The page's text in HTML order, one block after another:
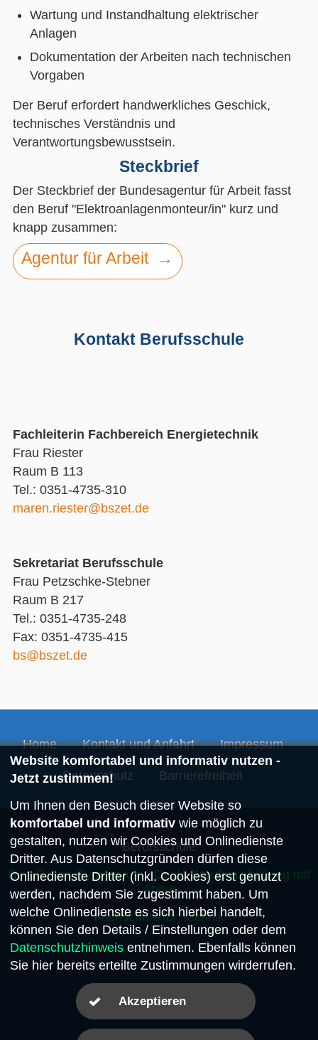
Wartung und Instandhaltung elektrischer
Anlagen
Dokumentation der Arbeiten nach technischen
Vorgaben
Der Beruf erfordert handwerkliches Geschick,
technisches Verständnis und
Verantwortungsbewusstsein.
Steckbrief
Der Steckbrief der Bundesagentur für Arbeit fasst
den Beruf "Elektroanlagenmonteur/in" kurz und
knapp zusammen:
Agentur für Arbeit
Kontakt Berufsschule
Fachleiterin Fachbereich Energietechnik
Frau Riester
Raum B 113
Tel.: 0351-4735-310
maren.riester@bszet.de
Sekretariat Berufsschule
Frau Petzschke-Stebner
Raum B 217
Tel.: 0351-4735-248
Fax: 0351-4735-415
bs@bszet.de
Home Kontakt und Anfahrt Impressum
Datenschutz Barrierefreiheit
Berufsschule
Berufliches Gymnasium / Duale Berufsausbildung mit
Abitur
Fachschule für Technik
Website komfortabel und informativ nutzen -
Jetzt zustimmen!
Um Ihnen den Besuch dieser Website so
komfortabel und informativ wie möglich zu
gestalten, nutzen wir Cookies und Onlinedienste
Dritter. Aus Datenschutzgründen dürfen diese
Onlinedienste Dritter (inkl. Cookies) erst genutzt
werden, nachdem Sie zugestimmt haben. Um
welche Onlinedienste es sich hierbei handelt,
können Sie den Details / Einstellungen oder dem
Datenschutzhinweis entnehmen. Ebenfalls können
Sie hier bereits erteilte Zustimmungen wirderrufen.